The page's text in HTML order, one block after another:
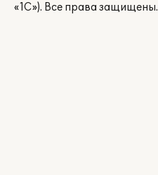
«1С»). Все права защищены.